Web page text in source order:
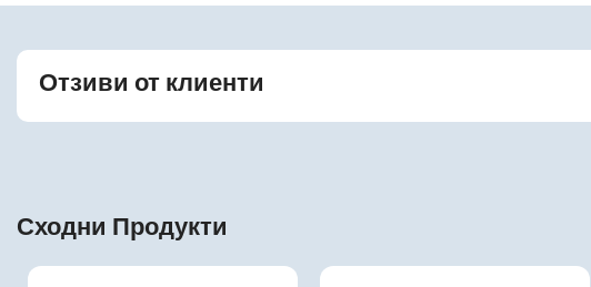
Отзиви от клиенти
Сходни Продукти